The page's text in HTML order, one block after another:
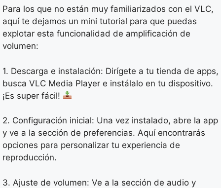
Para los que no están muy familiarizados con el VLC,
aquí te dejamos un mini tutorial para que puedas
explotar esta funcionalidad de amplificación de
volumen:
1. Descarga e instalación: Dirígete a tu tienda de apps,
busca VLC Media Player e instálalo en tu dispositivo.
¡Es super fácil!
2. Configuración inicial: Una vez instalado, abre la app
y ve a la sección de preferencias. Aquí encontrarás
opciones para personalizar tu experiencia de
reproducción.
3. Ajuste de volumen: Ve a la sección de audio y